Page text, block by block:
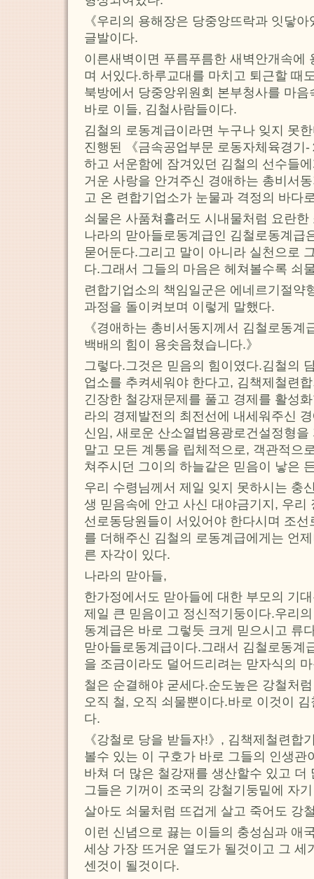
《우리의 용해장은 당중앙뜨락과 잇닿
글발이다.
이른새벽이면 푸름푸름한 새벽안개속에
며 서있다.하루교대를 마치고 퇴근할 때
북방에서 당중앙위원회 본부청사를 마
바로 이들, 김철사람들이다.
김철의 로동계급이라면 누구나 잊지 못
진행된 《금속공업부문 로동자체육경기
하고 서운함에 잠겨있던 김철의 선수들
거운 사랑을 안겨주신 경애하는 총비서
고 온 련합기업소가 눈물과 격정의 바다
쇠물은 사품쳐흘러도 시내물처럼 요란
나라의 맏아들로동계급인 김철로동계급
묻어둔다.그리고 말이 아니라 실천으로
다.그래서 그들의 마음은 헤쳐볼수록 쇠
련합기업소의 책임일군은 에네르기절약
과정을 돌이켜보며 이렇게 말했다.
《경애하는 총비서동지께서 김철로동
백배의 힘이 용솟음쳤습니다.》
그렇다.그것은 믿음의 힘이였다.김철의
업소를 추켜세워야 한다고, 김책제철련
긴장한 철강재문제를 풀고 경제를 활성
라의 경제발전의 최전선에 내세워주신
신임, 새로운 산소열법용광로건설정형
말고 모든 계통을 립체적으로, 객관적으
쳐주시던 그이의 하늘같은 믿음이 낳은
우리 수령님께서 제일 잊지 못하시는 충
생 믿음속에 안고 사신 대야금기지, 우리
선로동당원들이 서있어야 한다시며 조
를 더해주신 김철의 로동계급에게는 언
른 자각이 있다.
나라의 맏아들,
한가정에서도 맏아들에 대한 부모의 기
제일 큰 믿음이고 정신적기둥이다.우리
동계급은 바로 그렇듯 크게 믿으시고 류
맏아들로동계급이다.그래서 김철로동계
을 조금이라도 덜어드리려는 맏자식의
철은 순결해야 굳세다.순도높은 강철처
오직 철, 오직 쇠물뿐이다.바로 이것이
다.
《강철로 당을 받들자!》, 김책제철련합
볼수 있는 이 구호가 바로 그들의 인생관
바쳐 더 많은 철강재를 생산할수 있고 더
그들은 기꺼이 조국의 강철기둥밑에 자
살아도 쇠물처럼 뜨겁게 살고 죽어도 강
이런 신념으로 끓는 이들의 충성심과 애
세상 가장 뜨거운 열도가 될것이고 그 세
센것이 될것이다.